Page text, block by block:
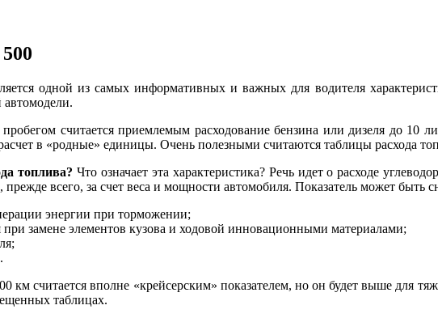
одной из самых информативных и важных для водителя
считается приемлемым расходование бензина или дизеля до 10
в «родные» единицы. Очень полезными считаются таблицы расхода
топлива? Что означает эта характеристика? Речь идет о расходе
всего, за счет веса и мощности автомобиля. Показатель может быть
энергии при торможении;
при замене элементов кузова и ходовой инновационными материалами;
км считается вполне «крейсерским» показателем, но он будет выше
таблицах.